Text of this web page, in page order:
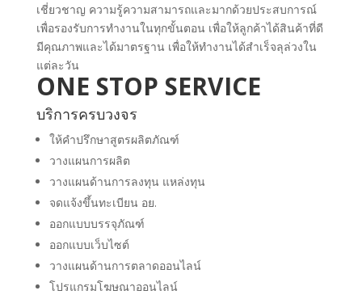
เชี่ยวชาญ ความรู้ความสามารถและมากด้วยประสบการณ์
เพื่อรองรับการทำงานในทุกขั้นตอน เพื่อให้ลูกค้าได้สินค้าที่ดี
มีคุณภาพและได้มาตรฐาน เพื่อให้ทำงานได้สำเร็จลุล่วงใน
แต่ละวัน
ONE STOP SERVICE
บริการครบวงจร
ให้คำปรึกษาสูตรผลิตภัณฑ์
วางแผนการผลิต
วางแผนด้านการลงทุน แหล่งทุน
จดแจ้งขึ้นทะเบียน อย.
ออกแบบบรรจุภัณฑ์
ออกแบบเว็บไซต์
วางแผนด้านการตลาดออนไลน์
โปรแกรมโฆษณาออนไลน์